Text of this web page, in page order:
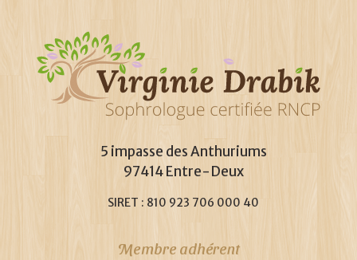
5 impasse des Anthuriums
97414 Entre-Deux
SIRET : 810 923 706 000 40
Membre adhérent